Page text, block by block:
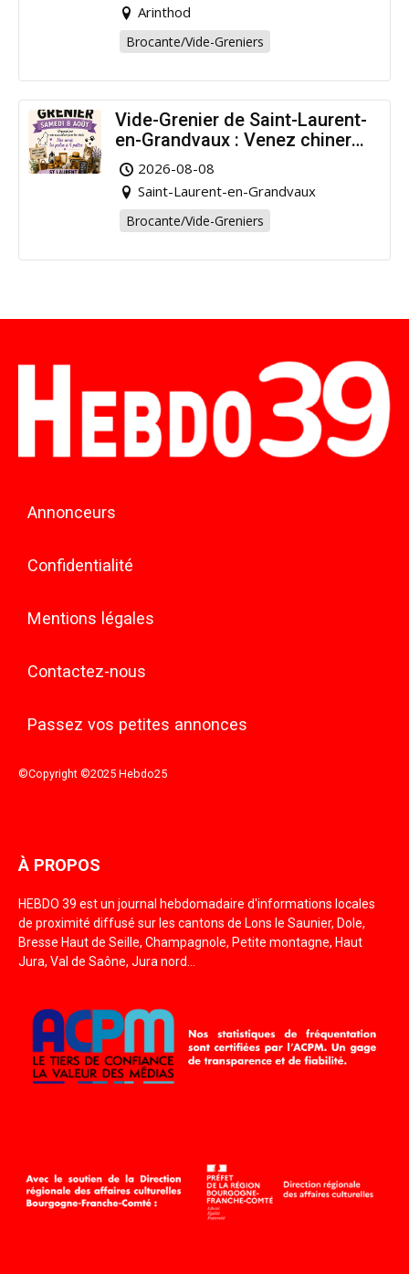
Arinthod
Brocante/Vide-Greniers
Vide-Grenier de Saint-Laurent-
en-Grandvaux : Venez chiner
pour la bonne cause !
2026-08-08
Saint-Laurent-en-Grandvaux
Brocante/Vide-Greniers